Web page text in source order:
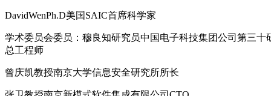
DavidWenPh.D美国SAIC首席科学家
学术委员会委员：穆良知研究员中国电子科技集团公司第三十
总工程师
曾庆凯教授南京大学信息安全研究所所长